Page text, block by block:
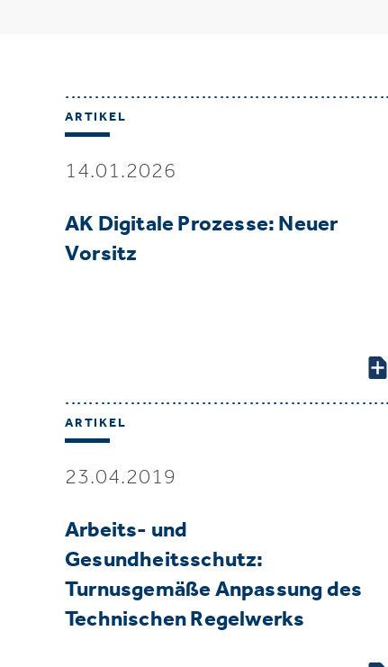
ARTIKEL
14.01.2026
AK Digitale Prozesse: Neuer
Vorsitz
ARTIKEL
23.04.2019
Arbeits- und
Gesundheitsschutz:
Turnusgemäße Anpassung des
Technischen Regelwerks